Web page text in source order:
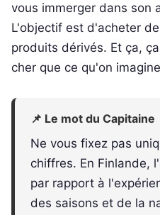
vous immerger dans son
L'objectif est d'acheter
produits dérivés. Et ça,
cher que ce qu'on
📌 Le mot du Capitaine
Ne vous fixez pas
chiffres. En Finlande,
par rapport à
des saisons et de la